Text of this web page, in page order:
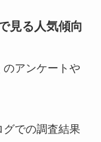
見る人気傾向
アンケートや
での調査結果